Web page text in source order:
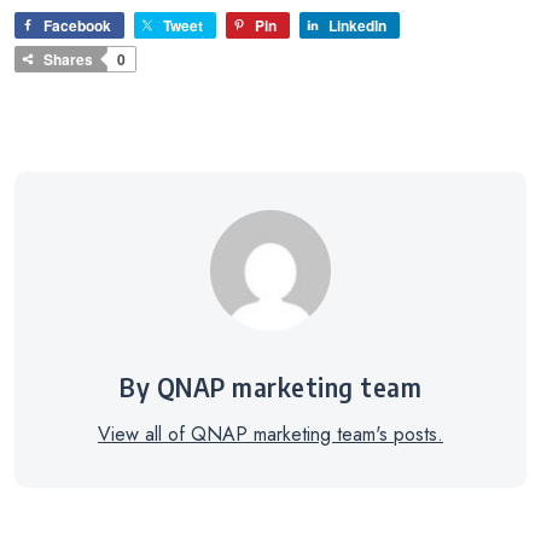
Facebook Tweet Pin
LinkedIn
Shares
0
By QNAP marketing team
View all of QNAP marketing team's posts.